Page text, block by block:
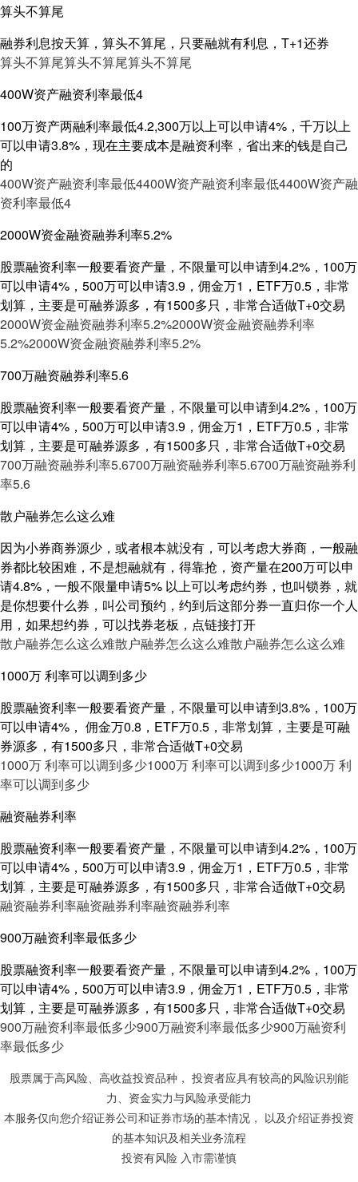
算头不算尾
融券利息按天算，算头不算尾，只要融就有利息，T+1还券
算头不算尾算头不算尾算头不算尾
400W资产融资利率最低4
100万资产两融利率最低4.2,300万以上可以申请4%，千万以上
可以申请3.8%，现在主要成本是融资利率，省出来的钱是自己
的
400W资产融资利率最低4400W资产融资利率最低4400W资产融
资利率最低4
2000W资金融资融券利率5.2%
股票融资利率一般要看资产量，不限量可以申请到4.2%，100万
可以申请4%，500万可以申请3.9，佣金万1，ETF万0.5，非常
划算，主要是可融券源多，有1500多只，非常合适做T+0交易
2000W资金融资融券利率5.2%2000W资金融资融券利率
5.2%2000W资金融资融券利率5.2%
700万融资融券利率5.6
股票融资利率一般要看资产量，不限量可以申请到4.2%，100万
可以申请4%，500万可以申请3.9，佣金万1，ETF万0.5，非常
划算，主要是可融券源多，有1500多只，非常合适做T+0交易
700万融资融券利率5.6700万融资融券利率5.6700万融资融券利
率5.6
散户融券怎么这么难
因为小券商券源少，或者根本就没有，可以考虑大券商，一般融
券都比较困难，不是想融就有，得靠抢，资产量在200万可以申
请4.8%，一般不限量申请5% 以上可以考虑约券，也叫锁券，就
是你想要什么券，叫公司预约，约到后这部分券一直归你一个人
用，如果想约券，可以找券老板，点链接打开
散户融券怎么这么难散户融券怎么这么难散户融券怎么这么难
1000万 利率可以调到多少
股票融资利率一般要看资产量，不限量可以申请到3.8%，100万
可以申请4%， 佣金万0.8，ETF万0.5，非常划算，主要是可融
券源多，有1500多只，非常合适做T+0交易
1000万 利率可以调到多少1000万 利率可以调到多少1000万 利
率可以调到多少
融资融券利率
股票融资利率一般要看资产量，不限量可以申请到4.2%，100万
可以申请4%，500万可以申请3.9，佣金万1，ETF万0.5，非常
划算，主要是可融券源多，有1500多只，非常合适做T+0交易
融资融券利率融资融券利率融资融券利率
900万融资利率最低多少
股票融资利率一般要看资产量，不限量可以申请到4.2%，100万
可以申请4%，500万可以申请3.9，佣金万1，ETF万0.5，非常
划算，主要是可融券源多，有1500多只，非常合适做T+0交易
900万融资利率最低多少900万融资利率最低多少900万融资利
率最低多少
股票属于高风险、高收益投资品种， 投资者应具有较高的风险识别能
力、资金实力与风险承受能力
本服务仅向您介绍证券公司和证券市场的基本情况， 以及介绍证券投资
的基本知识及相关业务流程
投资有风险 入市需谨慎